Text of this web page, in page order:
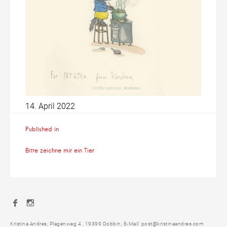
14. April 2022
Published in
Bitte zeichne mir ein Tier
Facebook
Kristina Andres, Plagenweg 4 , 19399 Dobbin, E-Mail: post@kristinaandres.com